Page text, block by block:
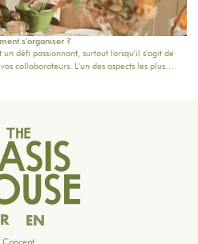
s'organiser ?
défi passionnant, surtout lorsqu'il s'agit de
collaborateurs. L'un des aspects les plus
EN